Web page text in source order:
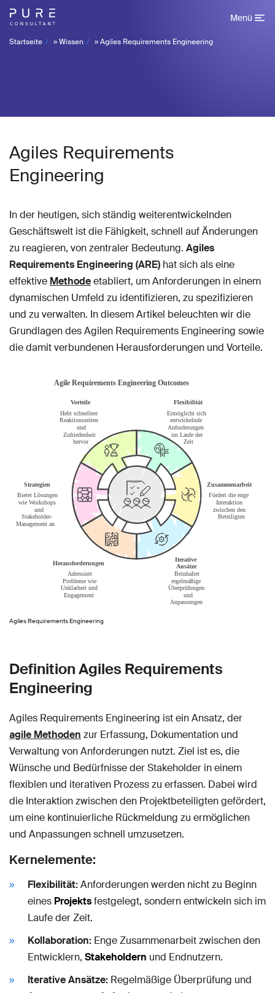
Menü
Startseite »Wissen »Agiles Requirements Engineering
Agiles Requirements
Engineering
In der heutigen, sich ständig weiterentwickelnden
Geschäftswelt ist die Fähigkeit, schnell auf Änderungen
zu reagieren, von zentraler Bedeutung. Agiles
Requirements Engineering (ARE) hat sich als eine
effektive Methodeetabliert, um Anforderungen in einem
dynamischen Umfeld zu identifizieren, zu spezifizieren
und zu verwalten. In diesem Artikel beleuchten wir die
Grundlagen des Agilen Requirements Engineering sowie
die damit verbundenen Herausforderungen und Vorteile.
Agiles Requirements Engineering
Definition Agiles Requirements
Engineering
Agiles Requirements Engineering ist ein Ansatz, der
agile Methoden zur Erfassung, Dokumentation und
Verwaltung von Anforderungen nutzt. Ziel ist es, die
Wünsche und Bedürfnisse der Stakeholder in einem
flexiblen und iterativen Prozess zu erfassen. Dabei wird
die Interaktion zwischen den Projektbeteiligten gefördert,
um eine kontinuierliche Rückmeldung zu ermöglichen
und Anpassungen schnell umzusetzen.
Kernelemente:
Flexibilität:Anforderungen werden nicht zu Beginn
eines Projektsfestgelegt, sondern entwickeln sich im
Laufe der Zeit.
Kollaboration: Enge Zusammenarbeit zwischen den
Entwicklern, Stakeholdern und Endnutzern.
Iterative Ansätze: Regelmäßige Überprüfung und